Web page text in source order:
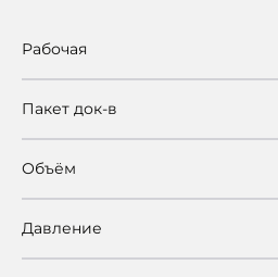
Рабочая
Пакет док-в
Объём
Давление